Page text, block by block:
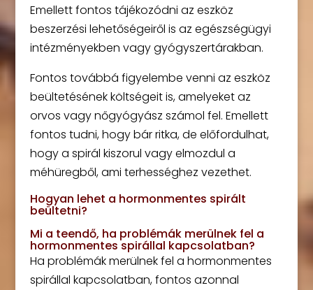
Emellett fontos tájékozódni az eszköz
beszerzési lehetőségeiről is az egészségügyi
intézményekben vagy gyógyszertárakban.
Fontos továbbá figyelembe venni az eszköz
beültetésének költségeit is, amelyeket az
orvos vagy nőgyógyász számol fel. Emellett
fontos tudni, hogy bár ritka, de előfordulhat,
hogy a spirál kiszorul vagy elmozdul a
méhüregből, ami terhességhez vezethet.
Hogyan lehet a hormonmentes spirált
beültetni?
Mi a teendő, ha problémák merülnek fel a
hormonmentes spirállal kapcsolatban?
Ha problémák merülnek fel a hormonmentes
spirállal kapcsolatban, fontos azonnal